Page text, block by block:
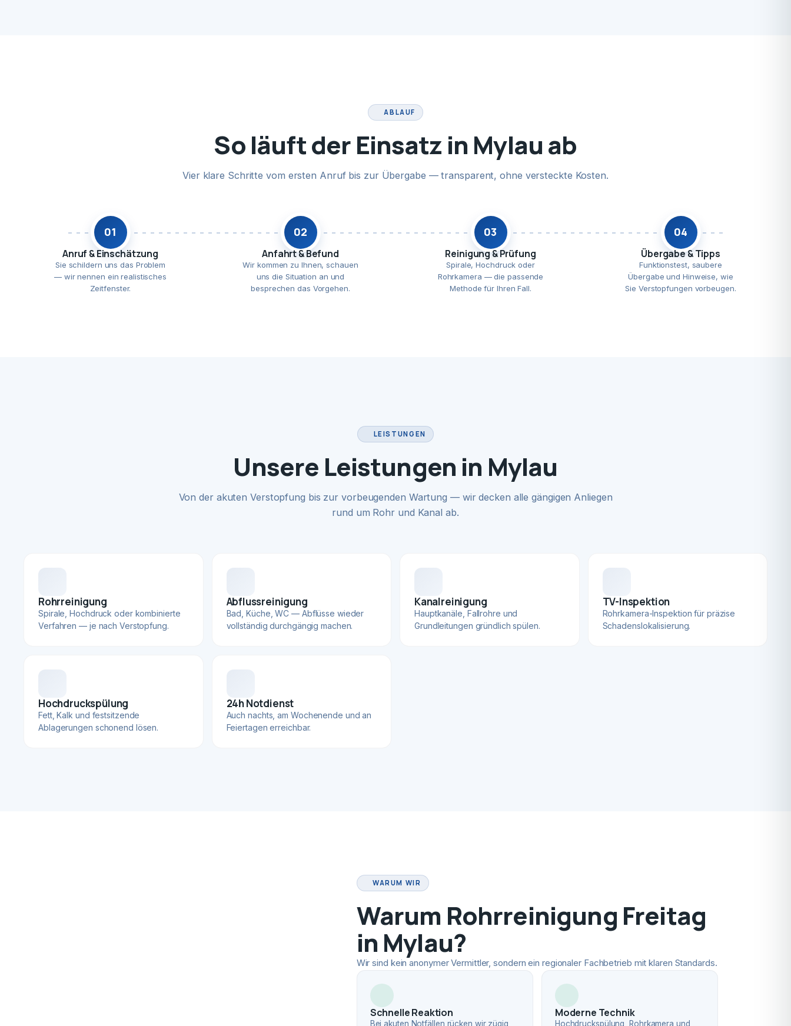
ABLAUF
So läuft der Einsatz in Mylau ab
Vier klare Schritte vom ersten Anruf bis zur Übergabe — transparent, ohne versteckte Kosten.
01
Anruf & Einschätzung
Sie schildern uns das Problem
— wir nennen ein realistisches
Zeitfenster.
02
Anfahrt & Befund
Wir kommen zu Ihnen, schauen
uns die Situation an und
besprechen das Vorgehen.
03
Reinigung & Prüfung
Spirale, Hochdruck oder
Rohrkamera — die passende
Methode für Ihren Fall.
04
Übergabe & Tipps
Funktionstest, saubere
Übergabe und Hinweise, wie
Sie Verstopfungen vorbeugen.
LEISTUNGEN
Unsere Leistungen in Mylau
Von der akuten Verstopfung bis zur vorbeugenden Wartung — wir decken alle gängigen Anliegen
rund um Rohr und Kanal ab.
Rohrreinigung
Spirale, Hochdruck oder kombinierte
Verfahren — je nach Verstopfung.
Abflussreinigung
Bad, Küche, WC — Abflüsse wieder
vollständig durchgängig machen.
Kanalreinigung
Hauptkanäle, Fallrohre und
Grundleitungen gründlich spülen.
TV-Inspektion
Rohrkamera-Inspektion für präzise
Schadenslokalisierung.
Hochdruckspülung
Fett, Kalk und festsitzende
Ablagerungen schonend lösen.
24h Notdienst
Auch nachts, am Wochenende und an
Feiertagen erreichbar.
WARUM WIR
Warum Rohrreinigung Freitag
in Mylau?
Wir sind kein anonymer Vermittler, sondern ein regionaler Fachbetrieb mit klaren Standards.
Schnelle Reaktion
Bei akuten Notfällen rücken wir zügig
Moderne Technik
Hochdruckspülung, Rohrkamera und